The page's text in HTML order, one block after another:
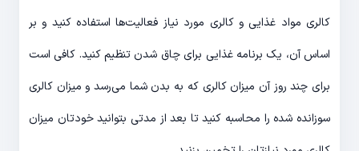
کالری مواد غذایی و کالری مورد نیاز فعالیت‌ها استفاده کنید و بر
اساس آن، یک برنامه غذایی برای چاق شدن تنظیم کنید. کافی است
برای چند روز آن میزان کالری که به بدن شما می‌رسد و میزان کالری
سوزانده شده را محاسبه کنید تا بعد از مدتی بتوانید خودتان میزان